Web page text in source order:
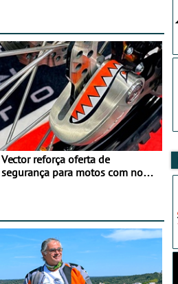
Vector reforça oferta de
segurança para motos com nova